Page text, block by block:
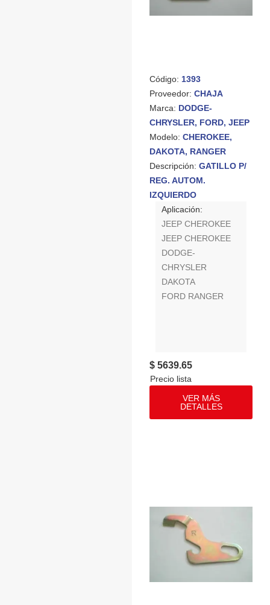
Código: 1393
Proveedor:CHAJA
Marca: DODGE-
CHRYSLER, FORD, JEEP
Modelo:CHEROKEE,
DAKOTA, RANGER
Descripción:GATILLO P/
REG. AUTOM.
IZQUIERDO
Aplicación:
JEEP CHEROKEE
JEEP CHEROKEE
DODGE-
CHRYSLER
DAKOTA
FORD RANGER
$ 5639.65
VER MÁS
DETALLES